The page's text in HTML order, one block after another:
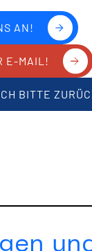
AN!
E-MAIL!
BITTE